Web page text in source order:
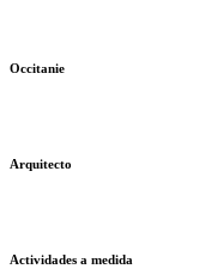
Occitanie
Arquitecto
Actividades a medida